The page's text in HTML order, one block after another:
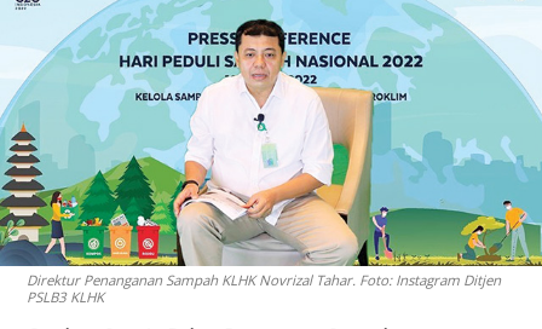
Direktur Penanganan Sampah KLHK Novrizal Tahar. Foto: Instagram Ditjen
PSLB3 KLHK